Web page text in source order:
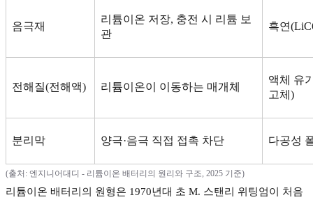
음극재
리튬이온 저장, 충전 시 리튬 보
관
흑연
전해질(전해액) 리튬이온이 이동하는 매개체
액체 유
고체 )
분리막 양극·음극 직접 접촉 차단 다공성
(출처 : 엔지니어대디 - 리튬이온 배터리의 원리와 구조, 2025 기준)
리튬이온 배터리의 원형은 1970년대 초 M. 스탠리 위팅엄이 처음